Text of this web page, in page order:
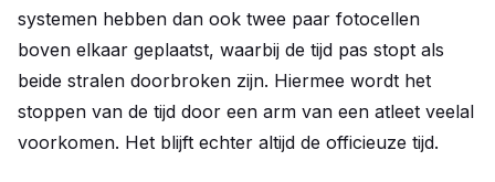
systemen hebben dan ook twee paar fotocellen
boven elkaar geplaatst, waarbij de tijd pas stopt als
beide stralen doorbroken zijn. Hiermee wordt het
stoppen van de tijd door een arm van een atleet veelal
voorkomen. Het blijft echter altijd de officieuze tijd.